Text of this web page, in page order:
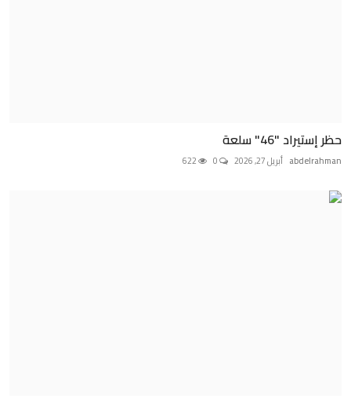
حظر إستيراد "46" سلعة
abdelrahman أبريل 27, 2026